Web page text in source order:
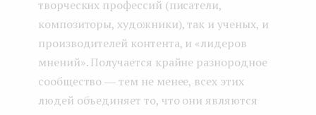
творческих профессий (писатели,
композиторы, художники), так и ученых, и
производителей контента, и «лидеров
мнений». Получается крайне разнородное
сообщество ― тем не менее, всех этих
людей объединяет то, что они являются